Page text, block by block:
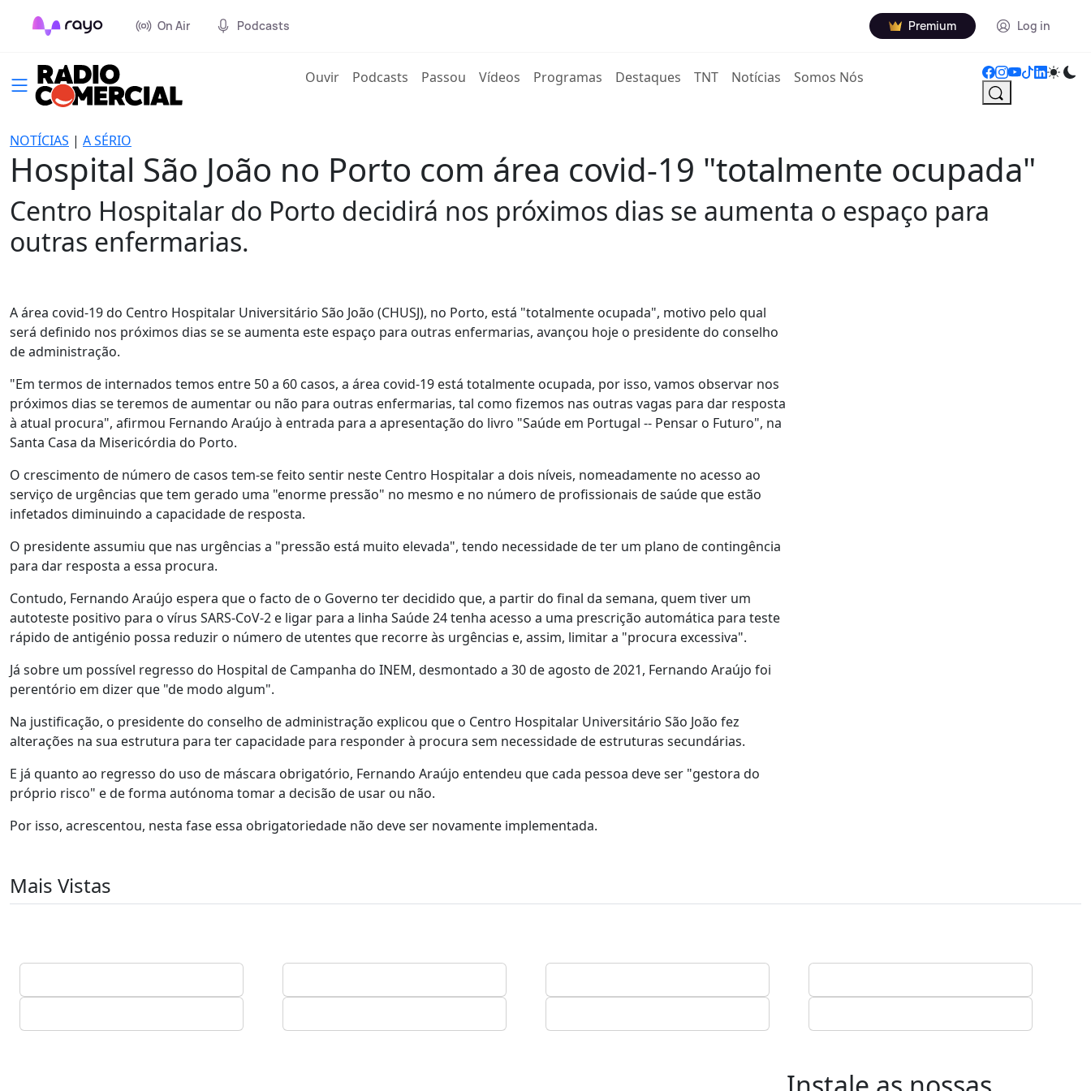
On Air Podcasts Premium Log in
Ouvir(current)
Podcasts Passou Vídeos Programas Destaques TNT Notícias Somos Nós
NOTÍCIAS | A SÉRIO
Hospital São João no Porto com área covid-19 "totalmente ocupada"
Centro Hospitalar do Porto decidirá nos próximos dias se aumenta o espaço para
outras enfermarias.
A área covid-19 do Centro Hospitalar Universitário São João (CHUSJ), no Porto, está "totalmente ocupada", motivo pelo qual
será definido nos próximos dias se se aumenta este espaço para outras enfermarias, avançou hoje o presidente do conselho
de administração.
"Em termos de internados temos entre 50 a 60 casos, a área covid-19 está totalmente ocupada, por isso, vamos observar nos
próximos dias se teremos de aumentar ou não para outras enfermarias, tal como fizemos nas outras vagas para dar resposta
à atual procura", afirmou Fernando Araújo à entrada para a apresentação do livro "Saúde em Portugal -- Pensar o Futuro", na
Santa Casa da Misericórdia do Porto.
O crescimento de número de casos tem-se feito sentir neste Centro Hospitalar a dois níveis, nomeadamente no acesso ao
serviço de urgências que tem gerado uma "enorme pressão" no mesmo e no número de profissionais de saúde que estão
infetados diminuindo a capacidade de resposta.
O presidente assumiu que nas urgências a "pressão está muito elevada", tendo necessidade de ter um plano de contingência
para dar resposta a essa procura.
Contudo, Fernando Araújo espera que o facto de o Governo ter decidido que, a partir do final da semana, quem tiver um
autoteste positivo para o vírus SARS-CoV-2 e ligar para a linha Saúde 24 tenha acesso a uma prescrição automática para teste
rápido de antigénio possa reduzir o número de utentes que recorre às urgências e, assim, limitar a "procura excessiva".
Já sobre um possível regresso do Hospital de Campanha do INEM, desmontado a 30 de agosto de 2021, Fernando Araújo foi
perentório em dizer que "de modo algum".
Na justificação, o presidente do conselho de administração explicou que o Centro Hospitalar Universitário São João fez
alterações na sua estrutura para ter capacidade para responder à procura sem necessidade de estruturas secundárias.
E já quanto ao regresso do uso de máscara obrigatório, Fernando Araújo entendeu que cada pessoa deve ser "gestora do
próprio risco" e de forma autónoma tomar a decisão de usar ou não.
Por isso, acrescentou, nesta fase essa obrigatoriedade não deve ser novamente implementada.
Mais Vistas